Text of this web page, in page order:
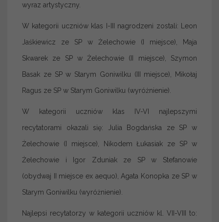
wyraz artystyczny.
W kategorii uczniów klas I-III nagrodzeni zostali: Leon
Jaśkiewicz ze SP w Żelechowie (I miejsce), Maja
Skwarek ze SP w Żelechowie (II miejsce), Szymon
Basak ze SP w Starym Goniwilku (III miejsce), Mikołaj
Ragus ze SP w Starym Goniwilku (wyróżnienie).
W kategorii uczniów klas IV-VI najlepszymi
recytatorami okazali się: Julia Bogdańska ze SP w
Żelechowie (I miejsce), Nikodem Łukasiak ze SP w
Żelechowie i Igor Zduniak ze SP w Stefanowie
(obydwaj II miejsce ex aequo), Agata Konopka ze SP w
Starym Goniwilku (wyróżnienie).
Najlepsi recytatorzy w kategorii uczniów kl. VII-VIII to: